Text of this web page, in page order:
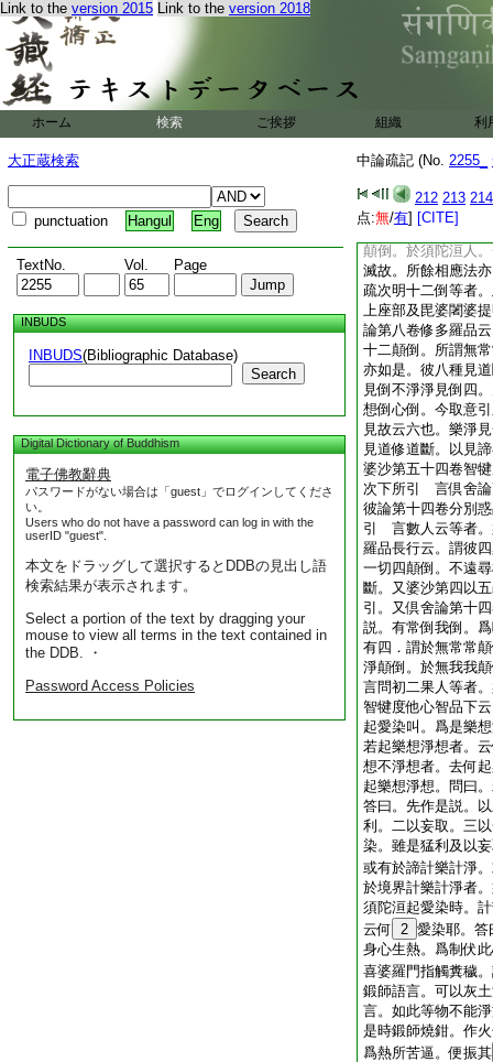
Link to the version 2015 Link to the version 2018
ホーム 検索 ご挨拶 組織 利
大正蔵検索
punctuation Hangul Eng
TextNo. Vol. Page
INBUDS
INBUDS(Bibliographic Database)
Search
Digital Dictionary of Buddhism
電子佛教辭典
パスワードがない場合は「guest」でログインしてくださ
い。
Users who do not have a password can log in with the
userID "guest".
本文をドラッグして選択するとDDBの見出し語
検索結果が表示されます。
Select a portion of the text by dragging your
mouse to view all terms in the text contained in
the DDB. ・
Password Access Policies
中論疏記 (No. 2255_
212 213 214
点:無/有] [CITE]
若我與帶物稱我。
立餘惑爲顛倒。由
何爲三。偈曰。顛
此二見半一向顛倒
諸惑。不能決度。
云何唯見爲倒。偈
6
樂見倒與見倒
不説受等爲倒。由
倒心此義明
顛倒。於須陀洹人
滅故。所餘相應法
疏次明十二倒等者
上座部及毘婆闍婆
論第八卷修多羅品
十二顛倒。所謂無
亦如是。彼八種見
見倒不淨淨見倒四
想倒心倒。今取意
見故云六也。樂淨
見道修道斷。以見
婆沙第五十四卷智
次下所引 言倶舍論
彼論第十四卷分別
引 言數人云等者。
羅品長行云。謂彼
一切四顛倒。不遠
斷。又婆沙第四以
引。又倶舍論第十
説。有常倒我倒。
有四．謂於無常常
淨顛倒。於無我我
言問初二果人等者
智犍度他心智品下
起愛染叫。爲是樂
若起樂想淨想者。
想不淨想者。去何
起樂想淨想。問曰
答曰。先作是説。
利。二以妄取。三
染。雖是猛利及以
或有於諦計樂計淨
於境界計樂計淨者
須陀洹起愛染時。
云何 2 愛染耶。答
身心生熱。爲制伏
喜婆羅門指觸糞穢
鍛師語言。可以灰
言。如此等物不能
是時鍛師燒鉗。作
爲熱所苦逼。便振其